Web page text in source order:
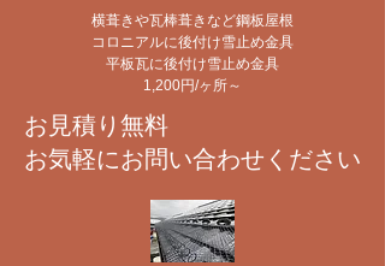
横葺きや瓦棒葺きなど鋼板屋根
コロニアルに後付け雪止め金具
平板瓦に後付け雪止め金具
​1,200円/ヶ所～
​お見積り無料
お気軽にお問い合わせください